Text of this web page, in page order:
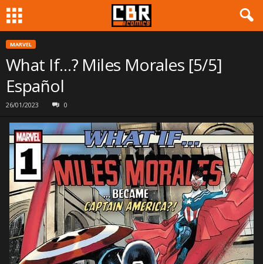
MARVEL
What If…? Miles Morales [5/5]
Español
26/01/2023 0